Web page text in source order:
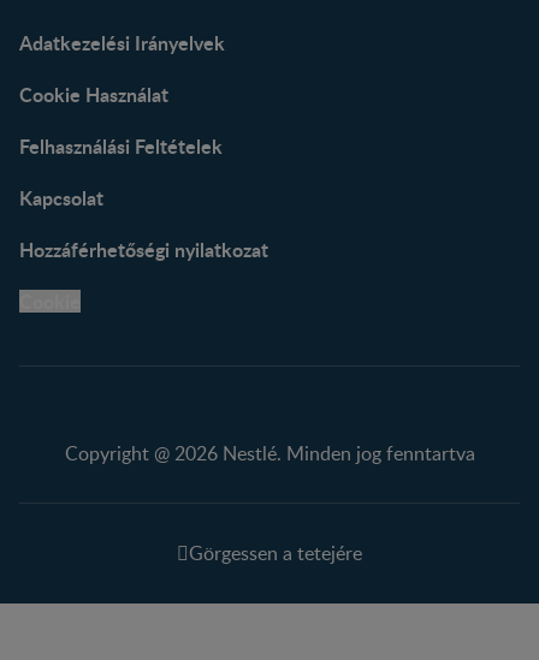
Adatkezelési Irányelvek
Cookie Használat
Felhasználási Feltételek
Kapcsolat
Hozzáférhetőségi nyilatkozat
Copyright @ 2026 Nestlé. Minden jog fenntartva
Görgessen a tetejére